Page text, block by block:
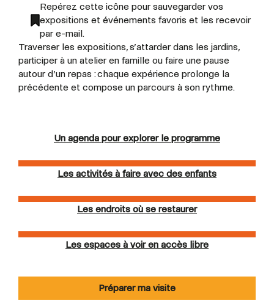
Repérez cette icône pour sauvegarder vos
expositions et événements favoris et les recevoir
par e-mail.
Traverser les expositions, s’attarder dans les jardins,
participer à un atelier en famille ou faire une pause
autour d’un repas : chaque expérience prolonge la
précédente et compose un parcours à son rythme.
Un agenda pour explorer le programme
Les activités à faire avec des enfants
Les endroits où se restaurer
Les espaces à voir en accès libre
Préparer ma visite